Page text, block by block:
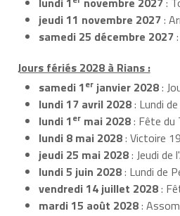
jeudi 11 novembre 2027:
samedi 25 décembre 2027
Jours fériés 2028 à Rians :
samedi 1er janvier 2028:
lundi 17 avril 2028: Lundi
lundi 1er mai 2028: Fête du
lundi 8 mai 2028: Victoire
jeudi 25 mai 2028: Jeudi de
lundi 5 juin 2028: Lundi de
vendredi 14 juillet 2028:
mardi 15 août 2028: